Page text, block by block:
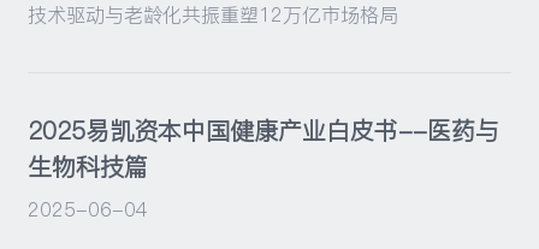
技术驱动与老龄化共振重塑12万亿市场格局
2025易凯资本中国健康产业白皮书--医药与
生物科技篇
2025-06-04